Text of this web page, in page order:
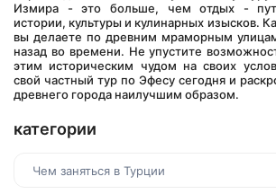
Измира - это больше, чем отдых -
истории, культуры и кулинарных изысков.
вы делаете по древним мраморным
назад во времени. Не упустите
этим историческим чудом на своих
свой частный тур по Эфесу сегодня и
древнего города наилучшим образом.
категории
Чем заняться в Турции